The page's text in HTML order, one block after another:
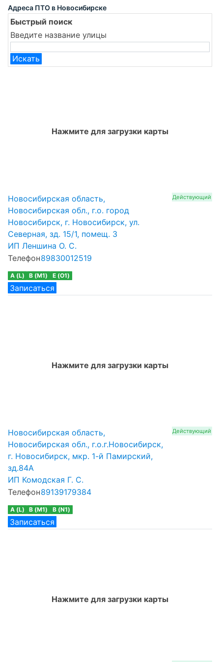
Адреса ПТО в Новосибирске
Быстрый поиск
Введите название улицы
Искать
Нажмите для загрузки карты
Новосибирская область,
Новосибирская обл., г.о. город
Новосибирск, г. Новосибирск, ул.
Северная, зд. 15/1, помещ. 3
ИП Леншина О. С.
Телефон89830012519
A (L) B (M1) E (O1)
Записаться
Действующий
Нажмите для загрузки карты
Новосибирская область,
Новосибирская обл., г.о.г.Новосибирск,
г. Новосибирск, мкр. 1-й Памирский,
зд.84А
ИП Комодская Г. С.
Телефон89139179384
A (L) B (M1) B (N1)
Записаться
Действующий
Нажмите для загрузки карты